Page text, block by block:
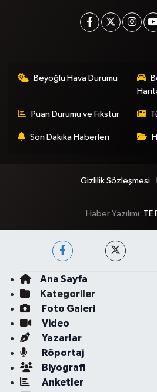
Beyoğlu Hava Durumu
Puan Durumu ve Fikstür
Son Dakika Haberleri
Gizlilik Sözleşmesi
Haber Yazılımı: TE
Ana Sayfa
Kategoriler
Foto Galeri
Video
Yazarlar
Röportaj
Biyografi
Anketler